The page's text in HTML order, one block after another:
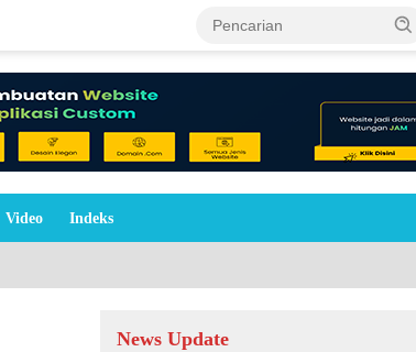
Video Indeks
News Update